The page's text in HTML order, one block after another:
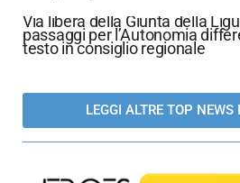
Via libera della Giunta della
passaggi per l’Autonomia
testo in consiglio regionale
LEGGI ALTRE TOP NEWS